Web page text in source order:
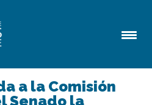
a la Comisión
Senado la